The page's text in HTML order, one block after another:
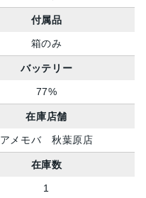
付属品
箱のみ
バッテリー
77%
在庫店舗
アメモバ 秋葉原店
在庫数
1